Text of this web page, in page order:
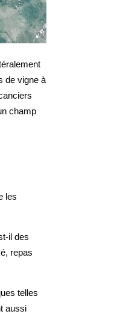
de vigne à
champ
les
il des
repas
telles
aussi